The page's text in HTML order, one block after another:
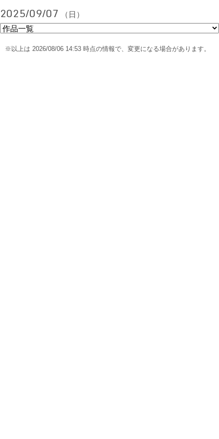
2025/09/07 （日）
※以上は 2026/08/06 14:53 時点の情報で、変更になる場合があります。